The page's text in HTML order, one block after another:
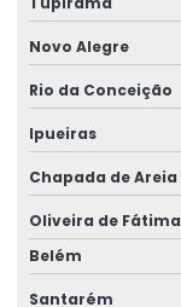
Novo Alegre
Rio da Conceição
Ipueiras
Chapada de Areia
Oliveira de Fátima
Belém
Santarém